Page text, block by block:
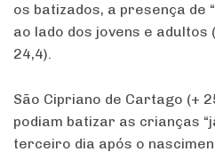
os batizados, a presença de
ao lado dos jovens e
24,4).
São Cipriano de Cartago (+
podiam batizar as crianças
terceiro dia após o